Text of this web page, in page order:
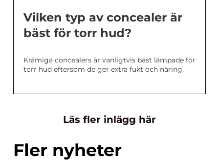
Vilken typ av concealer är
bäst för torr hud?
Krämiga concealers är vanligtvis bäst lämpade för
torr hud eftersom de ger extra fukt och näring.
Läs fler inlägg här
Fler nyheter